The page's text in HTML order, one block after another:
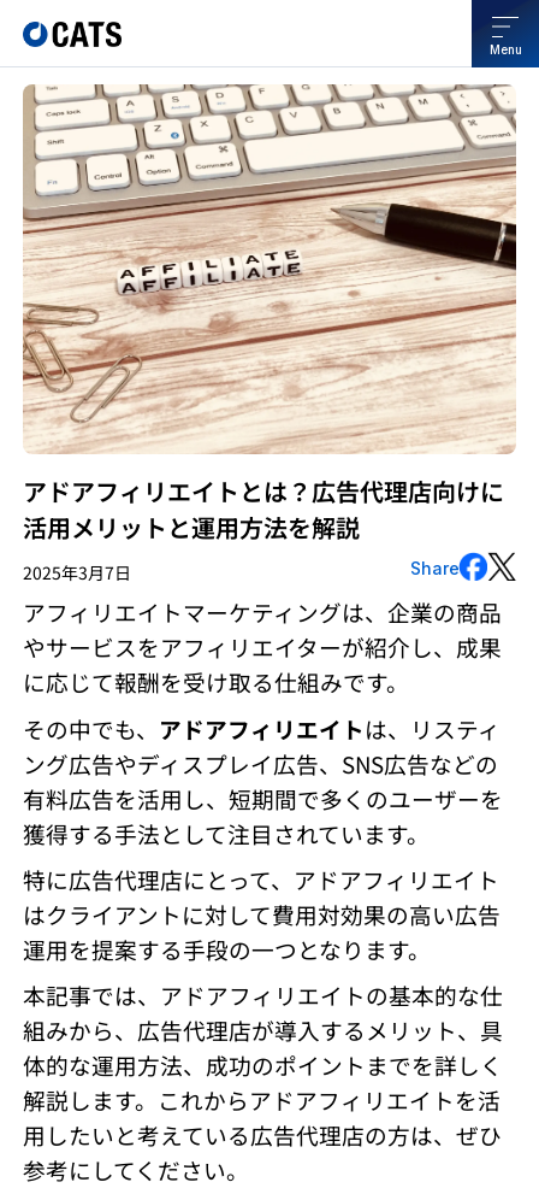
Menu
アドアフィリエイトとは？広告代理店向けに
活用メリットと運用方法を解説
2025年3月7日 Share
アフィリエイトマーケティングは、企業の商品
やサービスをアフィリエイターが紹介し、成果
に応じて報酬を受け取る仕組みです。
その中でも、 アドアフィリエイトは、リスティ
ング広告やディスプレイ広告、SNS広告などの
有料広告を活用し、短期間で多くのユーザーを
獲得する手法として注目されています。
特に広告代理店にとって、アドアフィリエイト
はクライアントに対して費用対効果の高い広告
運用を提案する手段の一つとなります。
本記事では、アドアフィリエイトの基本的な仕
組みから、広告代理店が導入するメリット、具
体的な運用方法、成功のポイントまでを詳しく
解説します。これからアドアフィリエイトを活
用したいと考えている広告代理店の方は、ぜひ
参考にしてください。